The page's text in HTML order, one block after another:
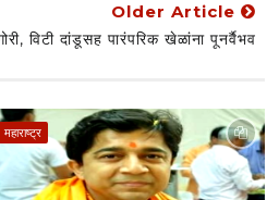
Older Article
विटी दांडूसह पारंपरिक खेळांना पूनर्वैभव
महाराष्ट्र